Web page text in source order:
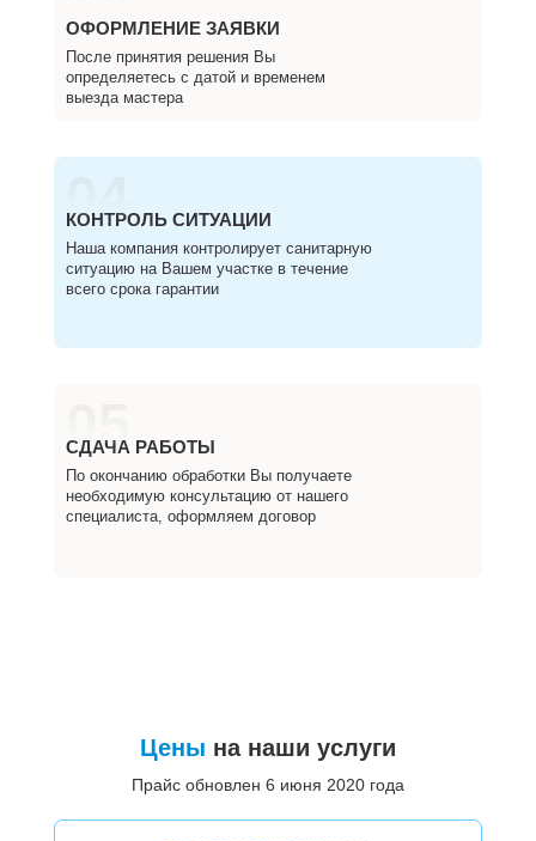
ОФОРМЛЕНИЕ ЗАЯВКИ
После принятия решения Вы
определяетесь с датой и временем
выезда мастера
04
КОНТРОЛЬ СИТУАЦИИ
Наша компания контролирует санитарную
ситуацию на Вашем участке в течение
всего срока гарантии
05
СДАЧА РАБОТЫ
По окончанию обработки Вы получаете
необходимую консультацию от нашего
специалиста, оформляем договор
Цены на наши услуги
Прайс обновлен 6 июня 2020 года